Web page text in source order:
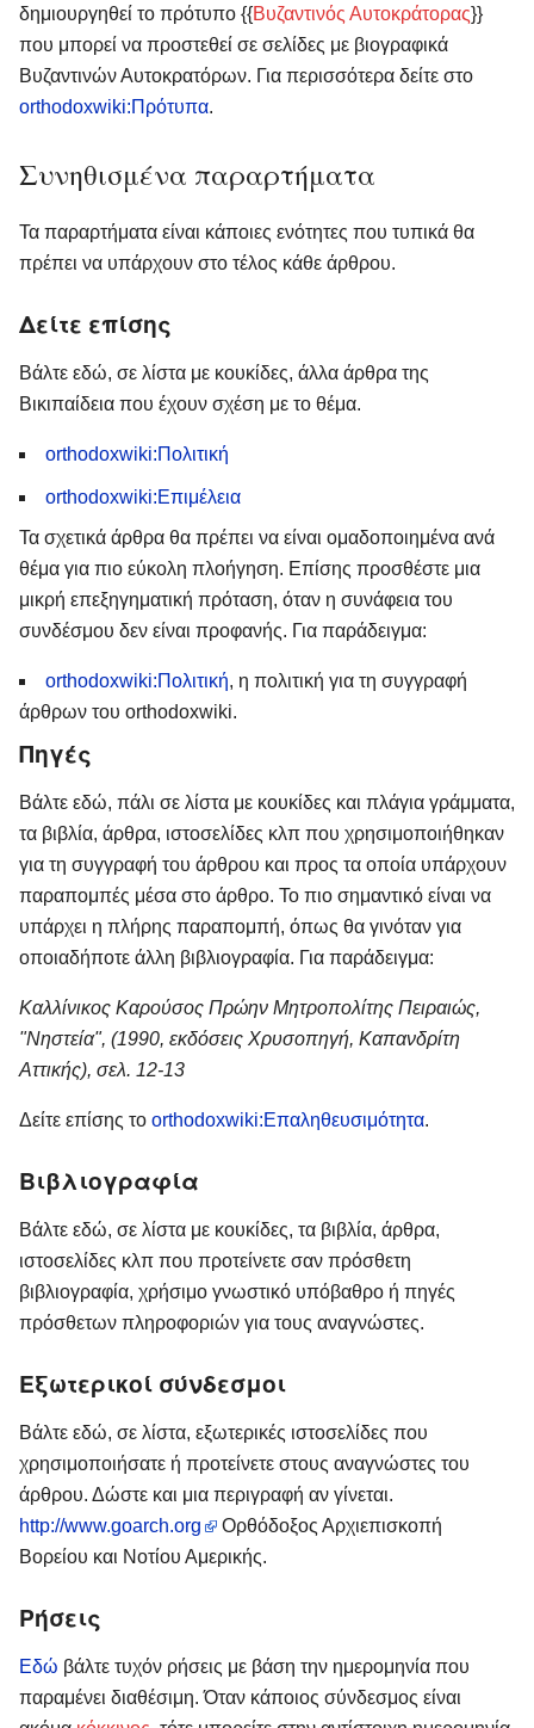
δημιουργηθεί το πρότυπο {{Βυζαντινός Αυτοκράτορας}}
που μπορεί να προστεθεί σε σελίδες με βιογραφικά
Βυζαντινών Αυτοκρατόρων. Για περισσότερα δείτε στο
orthodoxwiki:Πρότυπα.
Συνηθισμένα παραρτήματα
Τα παραρτήματα είναι κάποιες ενότητες που τυπικά θα
πρέπει να υπάρχουν στο τέλος κάθε άρθρου.
Δείτε επίσης
Βάλτε εδώ, σε λίστα με κουκίδες, άλλα άρθρα της
Βικιπαίδεια που έχουν σχέση με το θέμα.
orthodoxwiki:Πολιτική
orthodoxwiki:Επιμέλεια
Τα σχετικά άρθρα θα πρέπει να είναι ομαδοποιημένα ανά
θέμα για πιο εύκολη πλοήγηση. Επίσης προσθέστε μια
μικρή επεξηγηματική πρόταση, όταν η συνάφεια του
συνδέσμου δεν είναι προφανής. Για παράδειγμα:
orthodoxwiki:Πολιτική, η πολιτική για τη συγγραφή
άρθρων του orthodoxwiki.
Πηγές
Βάλτε εδώ, πάλι σε λίστα με κουκίδες και πλάγια γράμματα,
τα βιβλία, άρθρα, ιστοσελίδες κλπ που χρησιμοποιήθηκαν
για τη συγγραφή του άρθρου και προς τα οποία υπάρχουν
παραπομπές μέσα στο άρθρο. Το πιο σημαντικό είναι να
υπάρχει η πλήρης παραπομπή, όπως θα γινόταν για
οποιαδήποτε άλλη βιβλιογραφία. Για παράδειγμα:
Καλλίνικος Καρούσος Πρώην Μητροπολίτης Πειραιώς,
"Νηστεία", (1990, εκδόσεις Χρυσοπηγή, Καπανδρίτη
Αττικής), σελ. 12-13
Δείτε επίσης το orthodoxwiki:Επαληθευσιμότητα.
Βιβλιογραφία
Βάλτε εδώ, σε λίστα με κουκίδες, τα βιβλία, άρθρα,
ιστοσελίδες κλπ που προτείνετε σαν πρόσθετη
βιβλιογραφία, χρήσιμο γνωστικό υπόβαθρο ή πηγές
πρόσθετων πληροφοριών για τους αναγνώστες.
Εξωτερικοί σύνδεσμοι
Βάλτε εδώ, σε λίστα, εξωτερικές ιστοσελίδες που
χρησιμοποιήσατε ή προτείνετε στους αναγνώστες του
άρθρου. Δώστε και μια περιγραφή αν γίνεται.
http://www.goarch.org
Ορθόδοξος Αρχιεπισκοπή
Βορείου και Νοτίου Αμερικής.
Ρήσεις
Εδώ βάλτε τυχόν ρήσεις με βάση την ημερομηνία που
παραμένει διαθέσιμη. Όταν κάποιος σύνδεσμος είναι